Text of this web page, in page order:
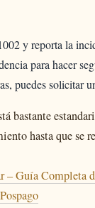
y reporta la
para hacer
puedes solicitar
bastante
hasta que se
– Guía Completa